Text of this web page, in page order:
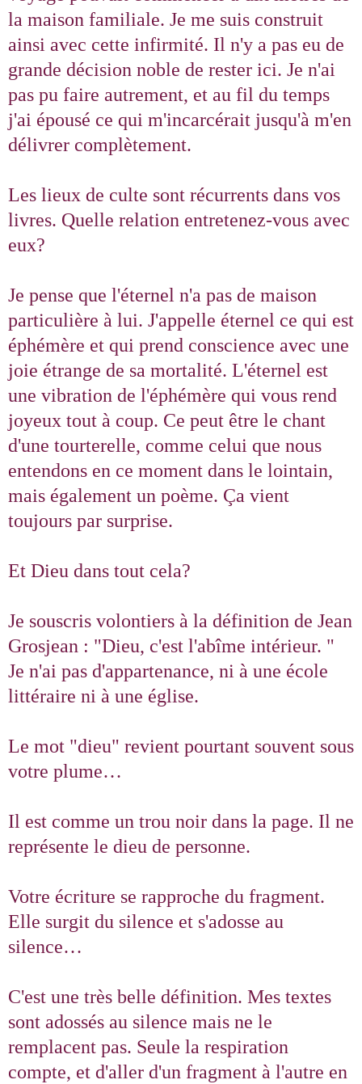
la maison familiale. Je me suis construit
ainsi avec cette infirmité. Il n'y a pas eu de
grande décision noble de rester ici. Je n'ai
pas pu faire autrement, et au fil du temps
j'ai épousé ce qui m'incarcérait jusqu'à m'en
délivrer complètement.
Les lieux de culte sont récurrents dans vos
livres. Quelle relation entretenez-vous avec
eux?
Je pense que l'éternel n'a pas de maison
particulière à lui. J'appelle éternel ce qui est
éphémère et qui prend conscience avec une
joie étrange de sa mortalité. L'éternel est
une vibration de l'éphémère qui vous rend
joyeux tout à coup. Ce peut être le chant
d'une tourterelle, comme celui que nous
entendons en ce moment dans le lointain,
mais également un poème. Ça vient
toujours par surprise.
Et Dieu dans tout cela?
Je souscris volontiers à la définition de Jean
Grosjean : "Dieu, c'est l'abîme intérieur. "
Je n'ai pas d'appartenance, ni à une école
littéraire ni à une église.
Le mot "dieu" revient pourtant souvent sous
votre plume…
Il est comme un trou noir dans la page. Il ne
représente le dieu de personne.
Votre écriture se rapproche du fragment.
Elle surgit du silence et s'adosse au
silence…
C'est une très belle définition. Mes textes
sont adossés au silence mais ne le
remplacent pas. Seule la respiration
compte, et d'aller d'un fragment à l'autre en